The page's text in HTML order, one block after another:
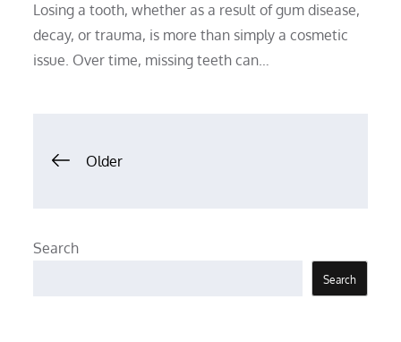
Losing a tooth, whether as a result of gum disease,
decay, or trauma, is more than simply a cosmetic
issue. Over time, missing teeth can…
Posts
Older
Search
Search